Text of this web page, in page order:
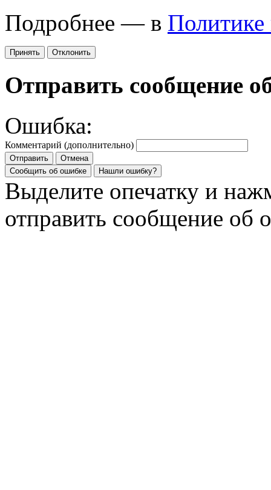
Подробнее — в Политике
Принять Отклонить
Отправить сообщение
Ошибка:
Комментарий (дополнительно)
Отправить
Отмена
Сообщить об ошибке
Нашли ошибку?
Выделите опечатку и
отправить сообщение об